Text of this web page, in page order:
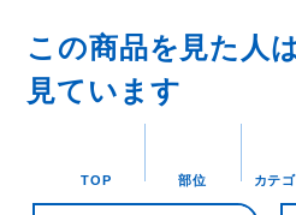
TOP 部位 カテ
この商品を見た人
見ています